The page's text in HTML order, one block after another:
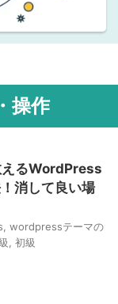
操作
るWordPress
消して良い場
wordpressテーマの
初級